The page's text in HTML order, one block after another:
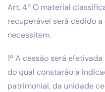
Art. 4º O material
recuperável será cedido
necessitem.
1º A cessão será
do qual constarão a
patrimonial, da unidade